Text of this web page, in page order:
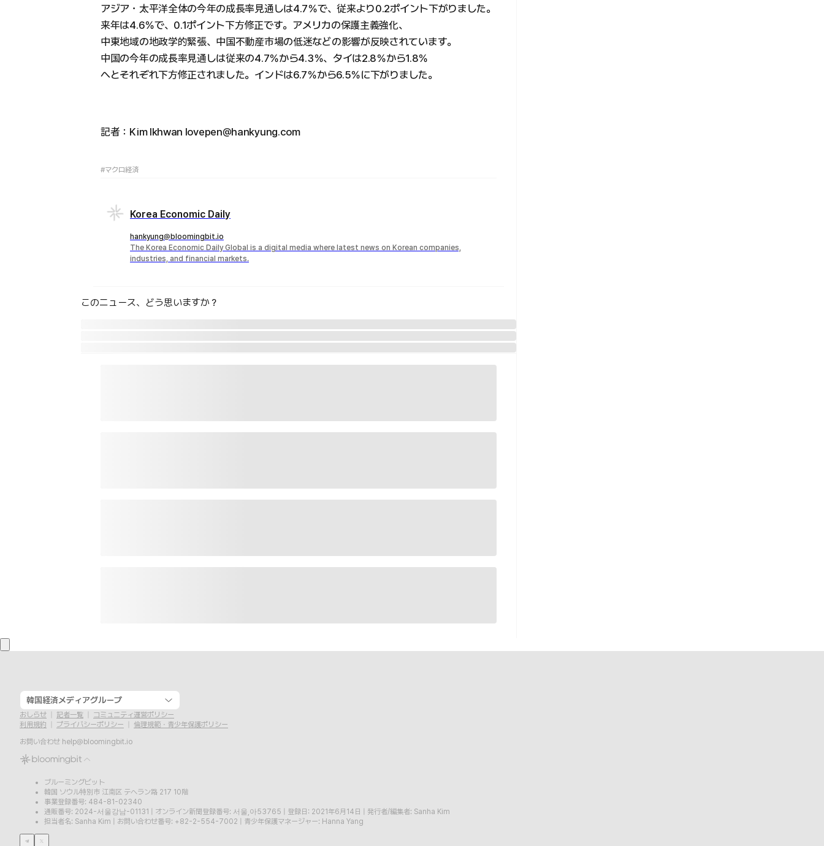
アジア・太平洋全体の今年の成長率見通しは4.7％で、従来より0.2ポイント下がりました。
来年は4.6％で、0.1ポイント下方修正です。アメリカの保護主義強化、
中東地域の地政学的緊張、中国不動産市場の低迷などの影響が反映されています。
中国の今年の成長率見通しは従来の4.7％から4.3％、タイは2.8％から1.8％
へとそれぞれ下方修正されました。インドは6.7％から6.5％に下がりました。
記者：Kim Ikhwan lovepen@hankyung.com
#マクロ経済
Korea Economic Daily
hankyung@bloomingbit.io
The Korea Economic Daily Global is a digital media where latest news on Korean companies,
industries, and financial markets.
このニュース、どう思いますか？
韓国経済メディアグループ
おしらせ 記者一覧
コミュニティ運営ポリシー
利用規約
プライバシーポリシー
倫理規範・青少年保護ポリシー
お問い合わせ help@bloomingbit.io
ブルーミングビット
韓国 ソウル特別市 江南区 テヘラン路 217 10階
事業登録番号: 484-81-02340
通販番号: 2024-서울강남-01131
オンライン新聞登録番号: 서울,아53765 登録日: 2021年6月14日
発行者/編集者: Sanha Kim
担当者名: Sanha Kim
お問い合わせ番号: +82-2-554-7002 青少年保護マネージャー: Hanna Yang